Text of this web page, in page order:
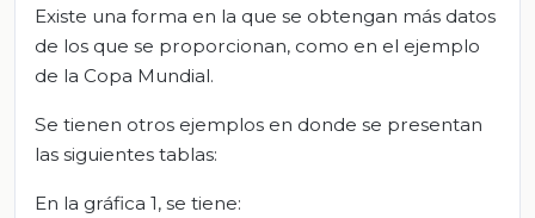
Existe una forma en la que se obtengan más datos
de los que se proporcionan, como en el ejemplo
de la Copa Mundial.
Se tienen otros ejemplos en donde se presentan
las siguientes tablas:
En la gráfica 1, se tiene: